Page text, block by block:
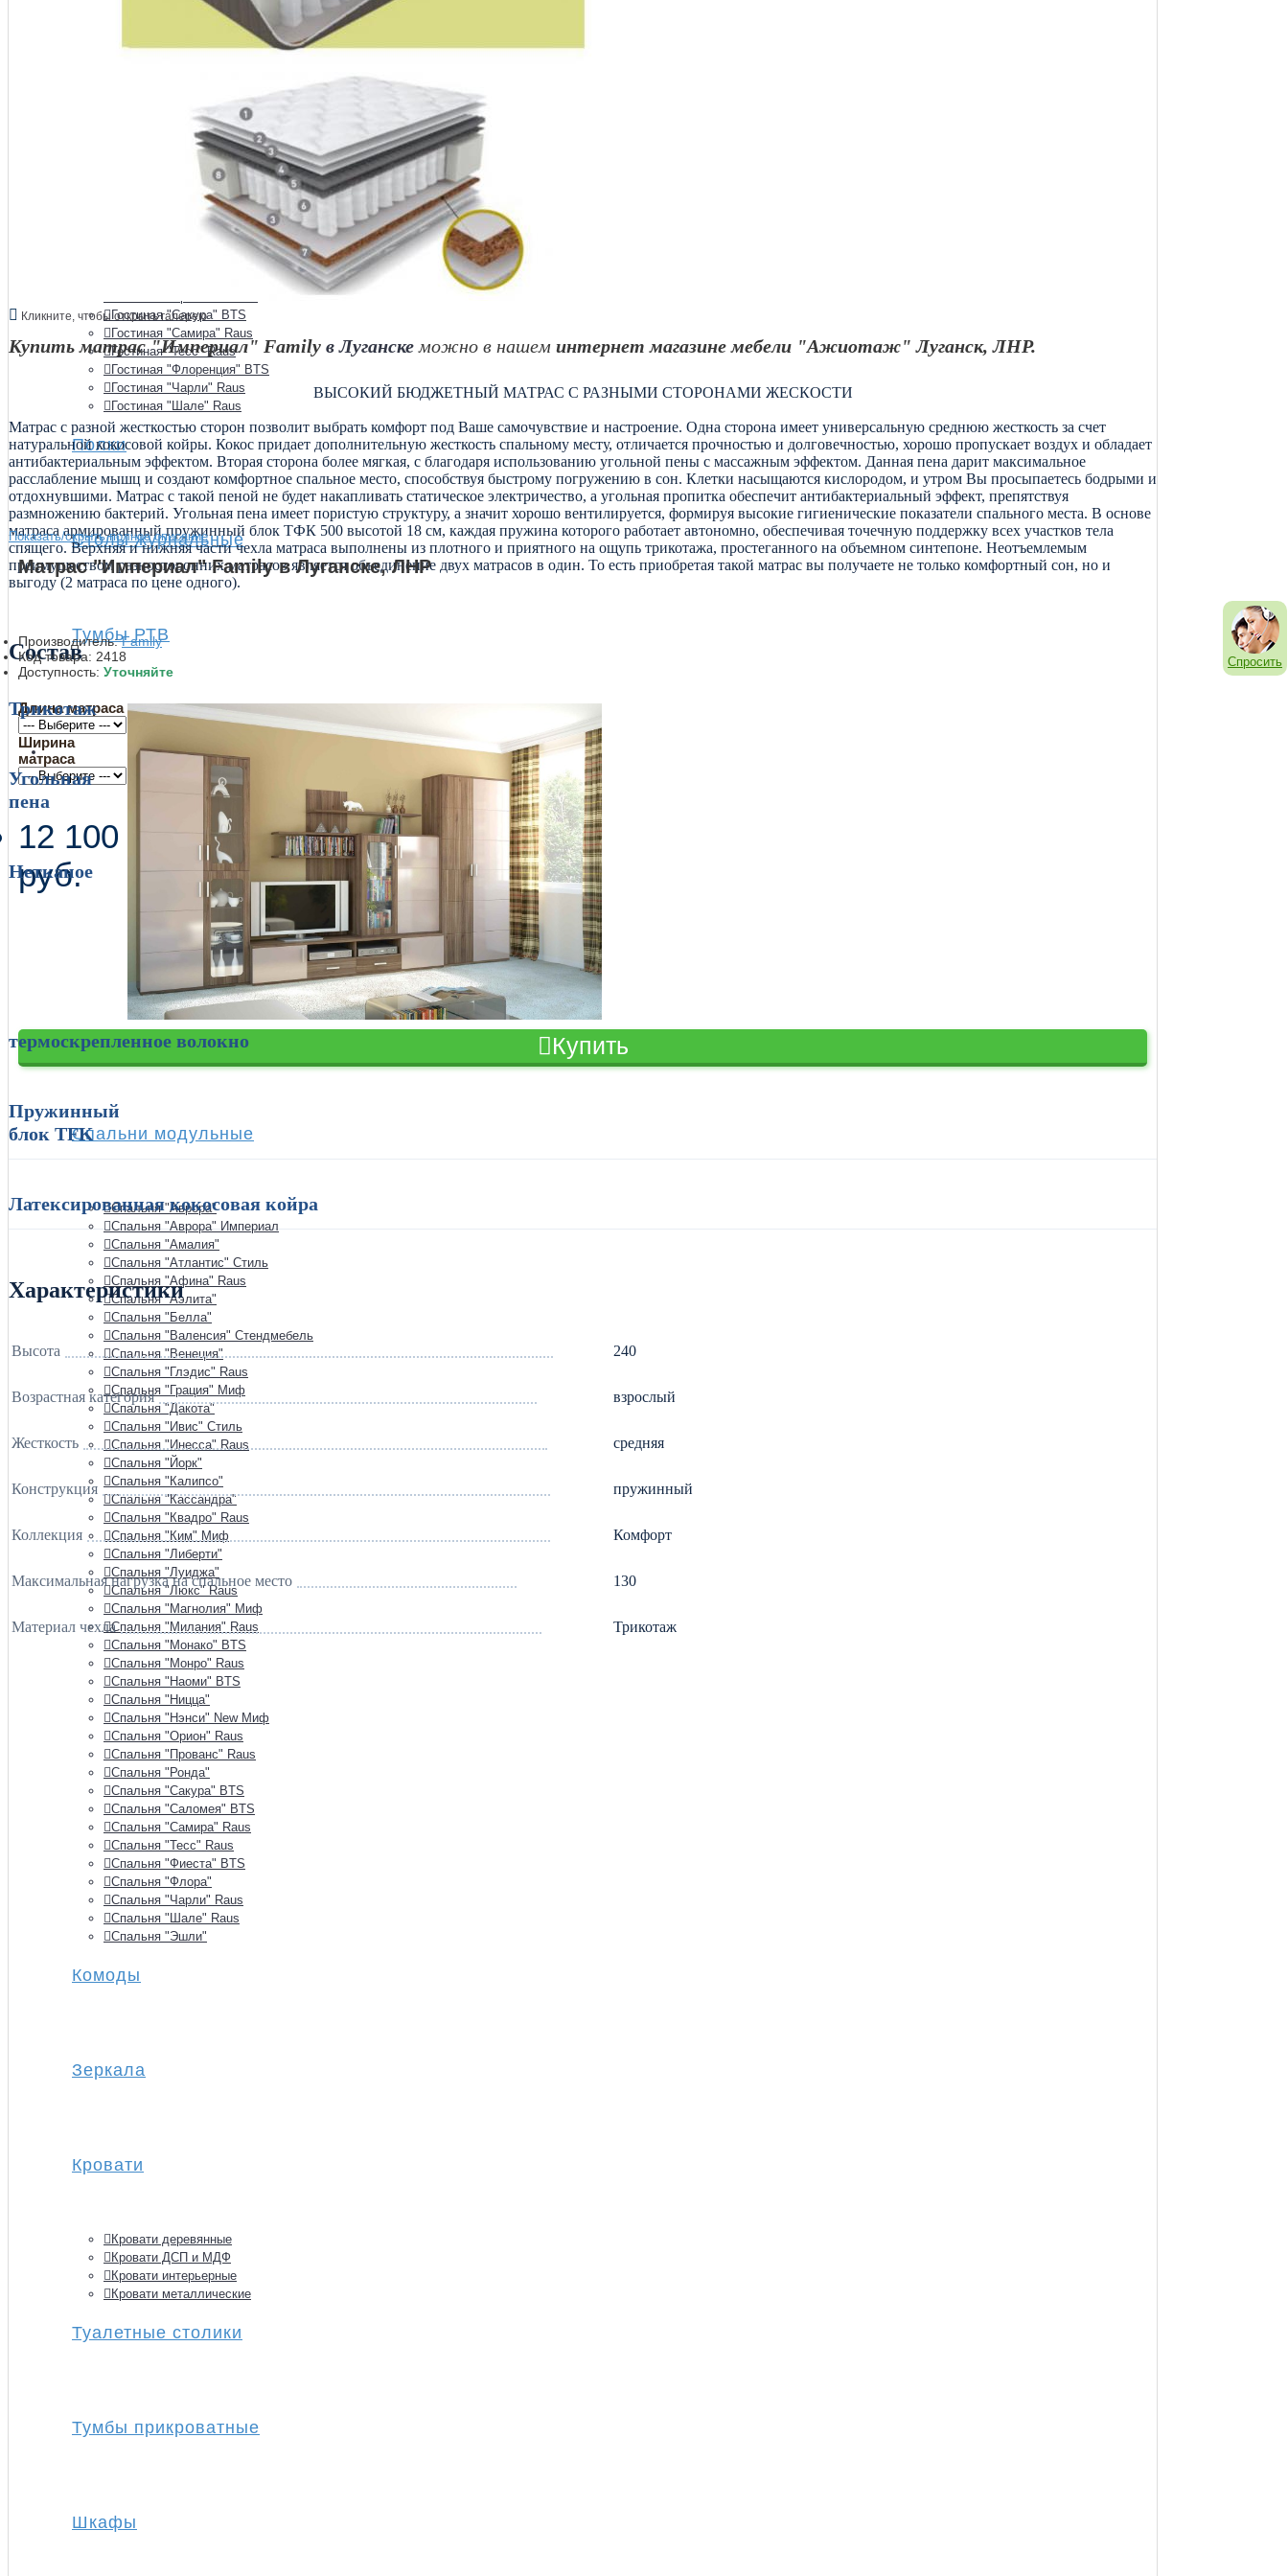
Гостиная "Зарина"
Гостиная "Афина" Raus
Гостиная "Инесса" Raus
Гостиная "Йорк" Империал
Гостиная "Квадро" Raus
Гостиная "Люкс" Raus
Гостиная "Милан" BTS
Гостиная "Милания" Raus
Гостиная "Монако" BTS
Гостиная "Монро" Raus
Гостиная "Наоми" BTS
Гостиная "Сакура" BTS
Гостиная "Самира" Raus
Гостиная "Тесс" Raus
Гостиная "Флоренция" BTS
Гостиная "Чарли" Raus
Гостиная "Шале" Raus
Полки
Столы журнальные
Тумбы РТВ
+
Спальня
Спальни
Спальни модульные
Спальня "Аврора"
Спальня "Аврора" Империал
Спальня "Амалия"
Спальня "Атлантис" Стиль
Спальня "Афина" Raus
Спальня "Аэлита"
Спальня "Белла"
Спальня "Валенсия" Стендмебель
Спальня "Венеция"
Спальня "Глэдис" Raus
Спальня "Грация" Миф
Спальня "Дакота"
Спальня "Ивис" Стиль
Спальня "Инесса" Raus
Спальня "Йорк"
Спальня "Калипсо"
Спальня "Кассандра"
Спальня "Квадро" Raus
Спальня "Ким" Миф
Спальня "Либерти"
Спальня "Луиджа"
Спальня "Люкс" Raus
Спальня "Магнолия" Миф
Спальня "Милания" Raus
Спальня "Монако" BTS
Спальня "Монро" Raus
Спальня "Наоми" BTS
Спальня "Ницца"
Спальня "Нэнси" New Миф
Спальня "Орион" Raus
Спальня "Прованс" Raus
Спальня "Ронда"
Спальня "Сакура" BTS
Спальня "Саломея" BTS
Спальня "Самира" Raus
Спальня "Тесс" Raus
Спальня "Фиеста" BTS
Спальня "Флора"
Спальня "Чарли" Raus
Спальня "Шале" Raus
Спальня "Эшли"
Комоды
Зеркала
Кровати
Кровати деревянные
Кровати ДСП и МДФ
Кровати интерьерные
Кровати металлические
Туалетные столики
Тумбы прикроватные
Шкафы
Кликните, чтобы открыть галерею
Купить матрас"Империал" Family в Луганскеможно в нашем интернет магазине мебели "Ажиотаж" Луганск, ЛНР.
ВЫСОКИЙ БЮДЖЕТНЫЙ МАТРАС С РАЗНЫМИ СТОРОНАМИ ЖЕСКОСТИ
Матрас с разной жесткостью сторон позволит выбрать комфорт под Ваше самочувствие и настроение. Одна сторона имеет универсальную среднюю жесткость за счет
натуральной кокосовой койры. Кокос придает дополнительную жесткость спальному месту, отличается прочностью и долговечностью, хорошо пропускает воздух и обладает
антибактериальным эффектом. Вторая сторона более мягкая, с благодаря использованию угольной пены с массажным эффектом. Данная пена дарит максимальное
расслабление мышц и создают комфортное спальное место, способствуя быстрому погружению в сон. Клетки насыщаются кислородом, и утром Вы просыпаетесь бодрыми и
отдохнувшими. Матрас с такой пеной не будет накапливать статическое электричество, а угольная пропитка обеспечит антибактериальный эффект, препятствуя
размножению бактерий. Угольная пена имеет пористую структуру, а значит хорошо вентилируется, формируя высокие гигиенические показатели спального места. В основе
матраса армированный пружинный блок ТФК 500 высотой 18 см, каждая пружина которого работает автономно, обеспечивая точечную поддержку всех участков тела
спящего. Верхняя и нижняя части чехла матраса выполнены из плотного и приятного на ощупь трикотажа, простеганного на объемном синтепоне. Неотъемлемым
преимуществом разносторонних матрасов является объединение двух матрасов в один. То есть приобретая такой матрас вы получаете не только комфортный сон, но и
выгоду (2 матраса по цене одного).
Состав
Трикотаж
Угольная
пена
Нетканое
термоскрепленное волокно
Пружинный
блок TFK
Латексированная кокосовая койра
Характеристики
Высота 240
Возрастная категория взрослый
Жесткость средняя
Конструкция пружинный
Коллекция Комфорт
Максимальная нагрузка на спальное место 130
Материал чехла Трикотаж
Показать/скрыть полное описание
Матрас "Империал" Family в Луганске, ЛНР
Спросить
Производитель:Family
Код товара: 2418
Доступность: Уточняйте
Длина матраса
Ширина
матраса
12 100
руб.
Купить